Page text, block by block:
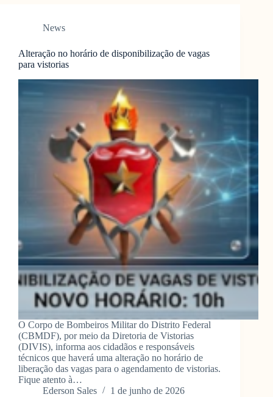
News
Alteração no horário de disponibilização de vagas
para vistorias
O Corpo de Bombeiros Militar do Distrito Federal
(CBMDF), por meio da Diretoria de Vistorias
(DIVIS), informa aos cidadãos e responsáveis
técnicos que haverá uma alteração no horário de
liberação das vagas para o agendamento de vistorias.
Fique atento à…
Ederson Sales
1 de junho de 2026